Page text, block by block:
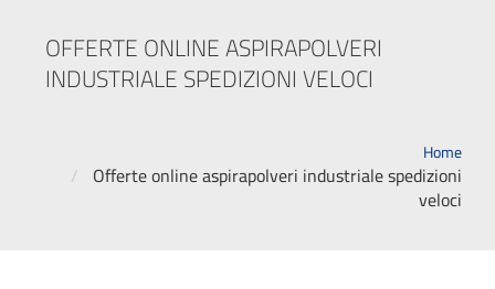
OFFERTE ONLINE ASPIRAPOLVERI
INDUSTRIALE SPEDIZIONI VELOCI
Home
Offerte online aspirapolveri industriale spedizioni
veloci